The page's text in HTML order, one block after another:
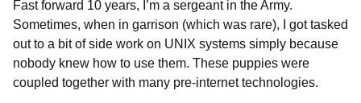
Fast forward 10 years, I’m a sergeant in the Army.
Sometimes, when in garrison (which was rare), I got tasked
out to a bit of side work on UNIX systems simply because
nobody knew how to use them. These puppies were
coupled together with many pre-internet technologies.